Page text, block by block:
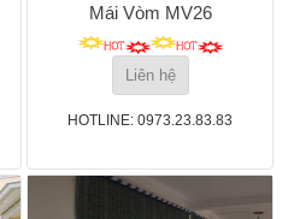
Mái Vòm MV26
Liên hệ
HOTLINE: 0973.23.83.83